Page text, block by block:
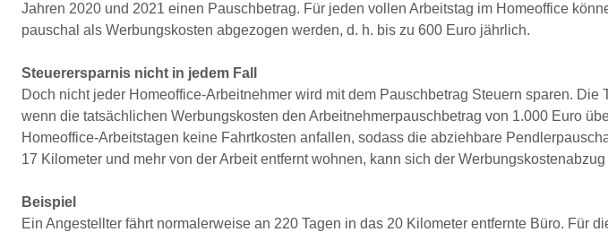
Jahren 2020 und 2021 einen Pauschbetrag. Für jeden vollen Arbeitstag im Homeoffice
pauschal als Werbungskosten abgezogen werden, d. h. bis zu 600 Euro jährlich.
Steuerersparnis nicht in jedem Fall
Doch nicht jeder Homeoffice-Arbeitnehmer wird mit dem Pauschbetrag Steuern sparen. Die
wenn die tatsächlichen Werbungskosten den Arbeitnehmerpauschbetrag von 1.000 Euro
Homeoffice-Arbeitstagen keine Fahrtkosten anfallen, sodass die abziehbare
17 Kilometer und mehr von der Arbeit entfernt wohnen, kann sich der
Beispiel
Ein Angestellter fährt normalerweise an 220 Tagen in das 20 Kilometer entfernte Büro. Für